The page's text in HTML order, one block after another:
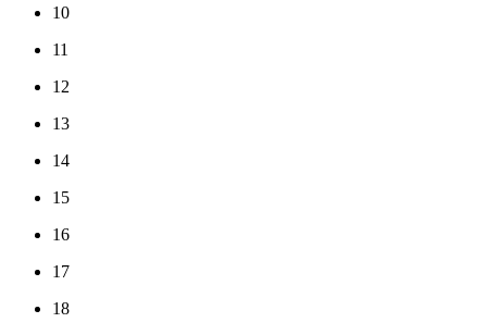
10
11
12
13
14
15
16
17
18